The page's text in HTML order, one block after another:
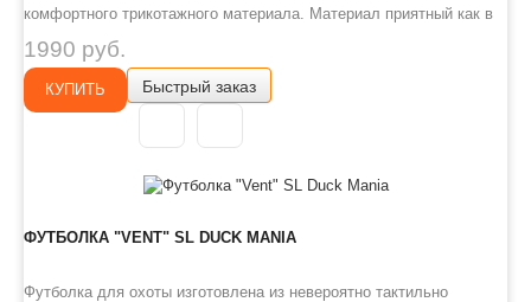
комфортного трикотажного материала. Материал приятный как в
ношении в жаркую погоду так и в холодную за счет создания
микроворса и спортивного кроя для максимальной вентиляции.
При этом материал не прихотлив при стирке, на садиться и долго
..
1990 руб.
КУПИТЬ Быстрый заказ
ФУТБОЛКА "VENT" SL DUCK MANIA
Футболка для охоты изготовлена из невероятно тактильно